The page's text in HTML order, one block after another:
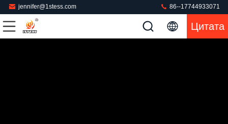
jennifer@1stess.com 86--17744933071
Цитата